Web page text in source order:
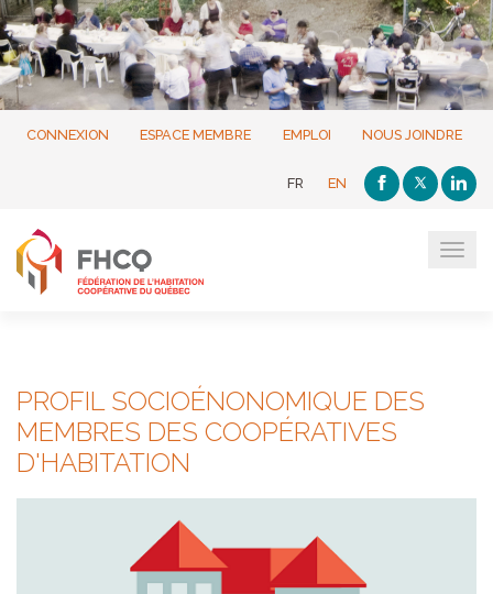
CONNEXION ESPACE MEMBRE EMPLOI NOUS JOINDRE
FR EN
PROFIL SOCIOÉNONOMIQUE DES
MEMBRES DES COOPÉRATIVES
D'HABITATION